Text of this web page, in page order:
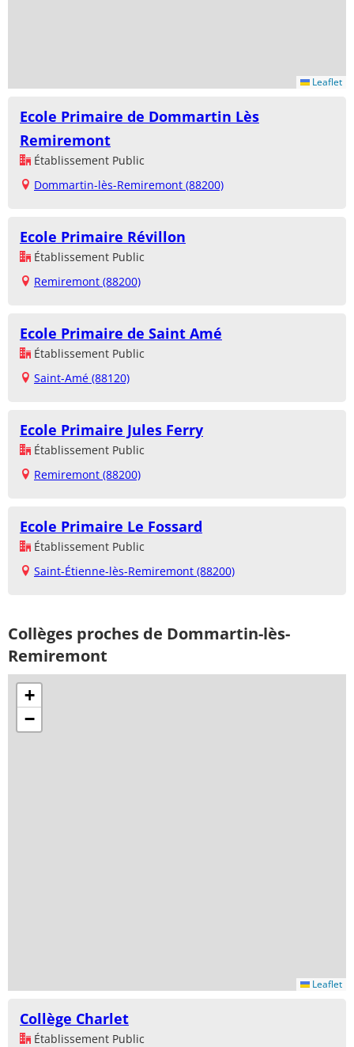
Leaflet
Ecole Primaire de Dommartin Lès
Remiremont
Établissement Public
Dommartin-lès-Remiremont (88200)
Ecole Primaire Révillon
Établissement Public
Remiremont (88200)
Ecole Primaire de Saint Amé
Établissement Public
Saint-Amé (88120)
Ecole Primaire Jules Ferry
Établissement Public
Remiremont (88200)
Ecole Primaire Le Fossard
Établissement Public
Saint-Étienne-lès-Remiremont (88200)
Collèges proches de Dommartin-lès-
Remiremont
+
−
Leaflet
Collège Charlet
Établissement Public